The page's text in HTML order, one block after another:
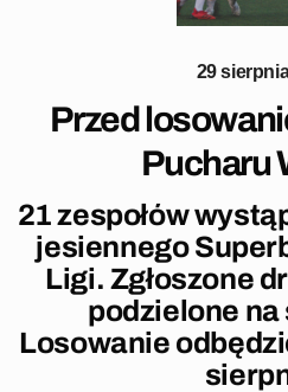
29
Przed
Pucharu
21 zespołów
jesiennego
Ligi. Zgłoszone
podzielone na
Losowanie